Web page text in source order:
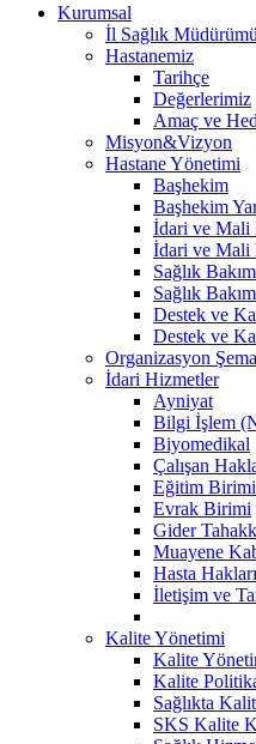
Kurumsal
İl Sağlık
Hastanemiz
Tarihçe
Değerlerimiz
Amaç ve
Misyon&Vizyon
Hastane Yönetimi
Başhekim
Başhekim
İdari ve Mali
İdari ve Mali
Sağlık
Sağlık
Destek ve
Destek ve
Organizasyon
İdari Hizmetler
Ayniyat
Bilgi İşlem
Biyomedikal
Çalışan
Eğitim Birimi
Evrak Birimi
Gider
Muayene
Hasta Hakları
İletişim ve
Kalite Yönetimi
Kalite
Kalite
Sağlıkta
SKS Kalite